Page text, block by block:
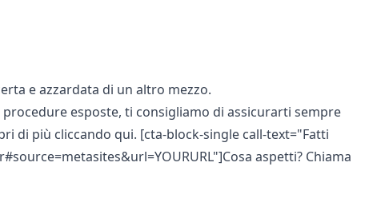
e azzardata di un altro mezzo.
esposte, ti consigliamo di assicurarti sempre
di più cliccando qui. [cta-block-single call-text="Fatti
aspetti? Chiama